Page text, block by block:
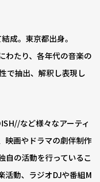
成。東京都出身。
わたり、各年代の音楽の
で抽出、解釈し表現し
など様々なアーティ
映画やドラマの劇伴制作
自の活動を行っているこ
活動、ラジオDJや番組M